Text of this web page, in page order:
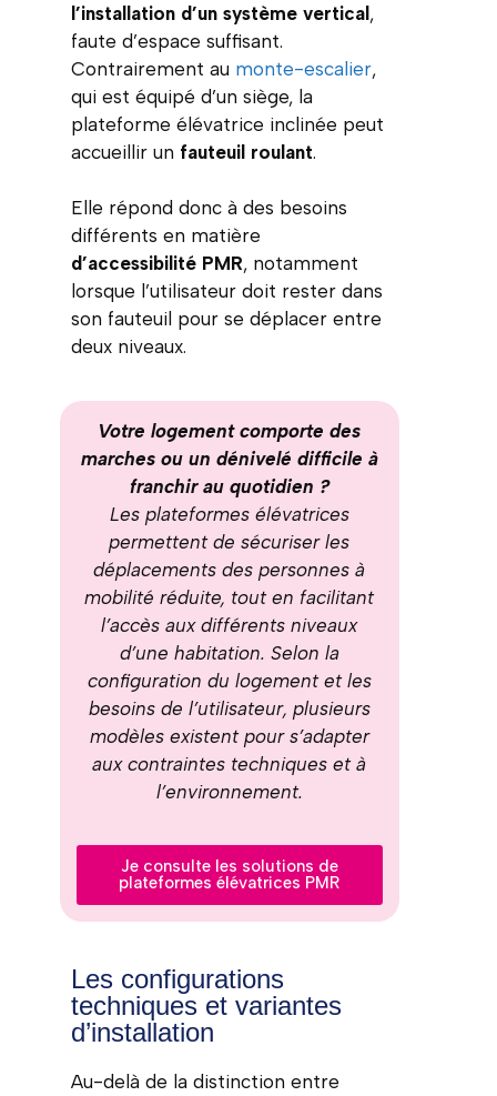
l’installation d’un système vertical,
faute d’espace suffisant.
Contrairement au monte-escalier,
qui est équipé d’un siège, la
plateforme élévatrice inclinée peut
accueillir un fauteuil roulant.
Elle répond donc à des besoins
différents en matière
d’accessibilité PMR, notamment
lorsque l’utilisateur doit rester dans
son fauteuil pour se déplacer entre
deux niveaux.
Votre logement comporte des
marches ou un dénivelé difficile à
franchir au quotidien ?
Les plateformes élévatrices
permettent de sécuriser les
déplacements des personnes à
mobilité réduite, tout en facilitant
l’accès aux différents niveaux
d’une habitation. Selon la
configuration du logement et les
besoins de l’utilisateur, plusieurs
modèles existent pour s’adapter
aux contraintes techniques et à
l’environnement.
Je consulte les solutions de
plateformes élévatrices PMR
Les configurations
techniques et variantes
d’installation
Au-delà de la distinction entre